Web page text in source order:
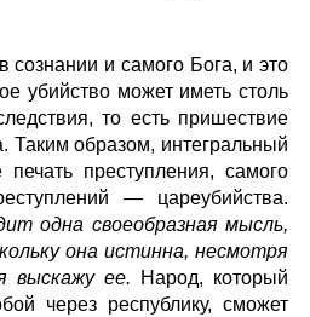
и самого Бога, и это
убийство может иметь столь
то есть пришествие
Таким образом, интегральный
преступления, самого
— цареубийства.
одна своеобразная мысль,
она истинна, несмотря
выскажу ее.
Народ, который
через республику, сможет